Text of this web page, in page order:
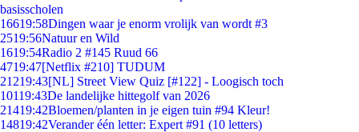
basisscholen
16619:58Dingen waar je enorm vrolijk van wordt #3
2519:56Natuur en Wild
1619:54Radio 2 #145 Ruud 66
4719:47[Netflix #210] TUDUM
21219:43[NL] Street View Quiz [#122] - Loogisch toch
10119:43De landelijke hittegolf van 2026
21419:42Bloemen/planten in je eigen tuin #94 Kleur!
14819:42Verander één letter: Expert #91 (10 letters)